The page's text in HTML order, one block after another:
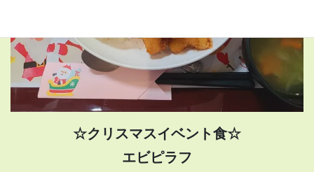
☆クリスマスイベント食☆
エビピラフ